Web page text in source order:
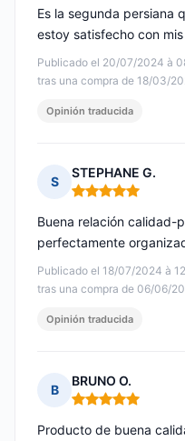
Publicado el 20/07/2024 à
tras una compra de 18/03/
Es la segunda persiana
estoy satisfecho con
Opinión traducida
S
STEPHANE G.
Nota: 5 de 5
Publicado el 18/07/2024 à
tras una compra de 06/06/
Buena relación calidad-
perfectamente
Opinión traducida
B
BRUNO O.
Nota: 5 de 5
Producto de buena